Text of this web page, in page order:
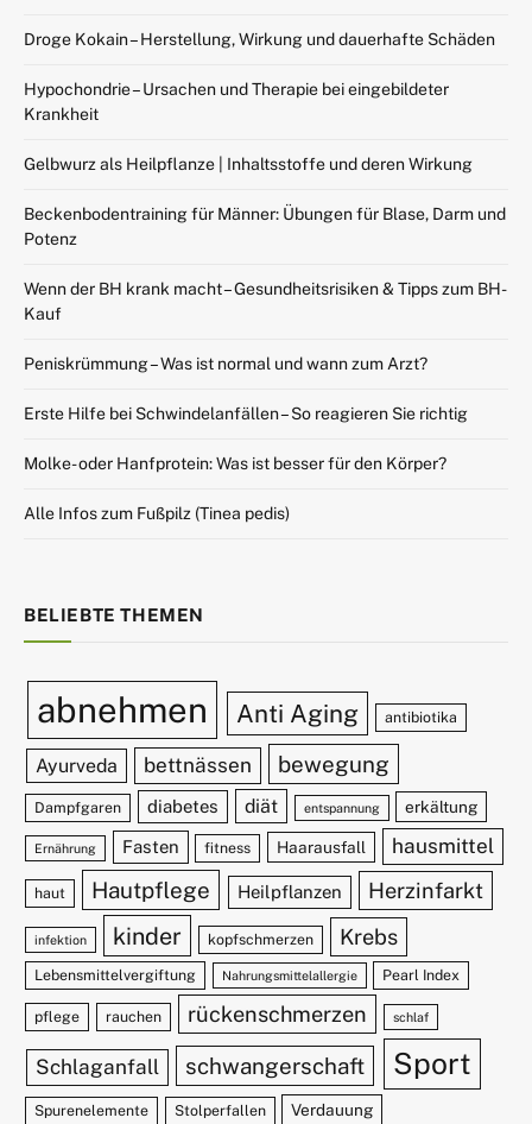
Droge Kokain – Herstellung, Wirkung und dauerhafte Schäden
Hypochondrie – Ursachen und Therapie bei eingebildeter
Krankheit
Gelbwurz als Heilpflanze | Inhaltsstoffe und deren Wirkung
Beckenbodentraining für Männer: Übungen für Blase, Darm und
Potenz
Wenn der BH krank macht – Gesundheitsrisiken & Tipps zum BH-
Kauf
Peniskrümmung – Was ist normal und wann zum Arzt?
Erste Hilfe bei Schwindelanfällen – So reagieren Sie richtig
Molke- oder Hanfprotein: Was ist besser für den Körper?
Alle Infos zum Fußpilz (Tinea pedis)
BELIEBTE THEMEN
abnehmen Anti Aging antibiotika
Ayurveda bettnässen bewegung
Dampfgaren diabetes diät entspannung erkältung
Ernährung Fasten fitness Haarausfall hausmittel
haut Hautpflege Heilpflanzen Herzinfarkt
infektion kinder kopfschmerzen Krebs
Lebensmittelvergiftung Nahrungsmittelallergie Pearl Index
pflege rauchen rückenschmerzen schlaf
Schlaganfall schwangerschaft Sport
Spurenelemente Stolperfallen Verdauung